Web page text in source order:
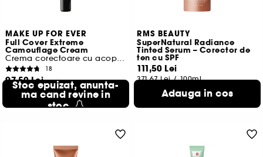
MAKE UP FOR EVER
Full Cover Extreme
Camouflage Cream
Crema corectoare cu acoperire mare
18
97,50 Lei
650,00 Lei /100ml
Stoc epuizat, anunta-
ma cand revine in
stoc
RMS BEAUTY
SuperNatural Radiance
Tinted Serum – Corector de
ten cu SPF
111,50 Lei
371,67 Lei /100ml
Adauga in cos